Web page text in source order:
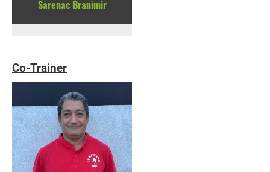
Sarenac Branimir
Co-Trainer